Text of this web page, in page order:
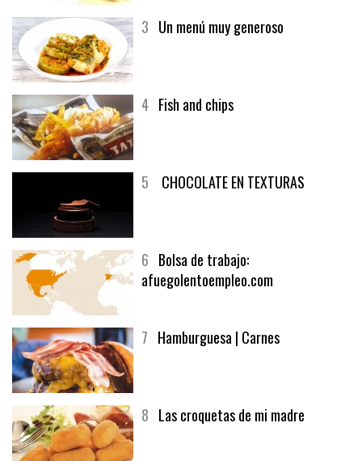
3 Un menú muy generoso
4 Fish and chips
5 CHOCOLATE EN TEXTURAS
6 Bolsa de trabajo:
afuegolentoempleo.com
7 Hamburguesa | Carnes
8 Las croquetas de mi madre